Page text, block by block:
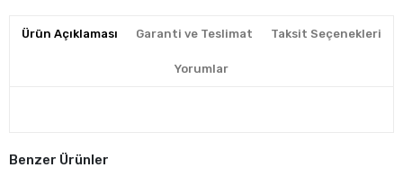
Ürün Açıklaması Garanti ve Teslimat Taksit Seçenekleri
Yorumlar
Benzer Ürünler